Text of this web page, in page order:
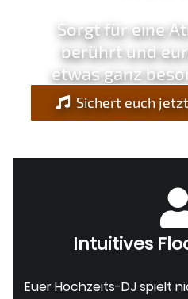
Sorgt für eine
berührt und
etwas ganz
Sichert euch
Intuitives
Euer Hochzeits-DJ spielt